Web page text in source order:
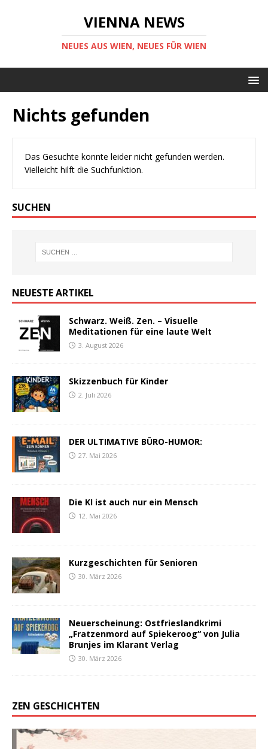
VIENNA NEWS
NEUES AUS WIEN, NEUES FÜR WIEN
Nichts gefunden
Das Gesuchte konnte leider nicht gefunden werden.
Vielleicht hilft die Suchfunktion.
SUCHEN
NEUESTE ARTIKEL
Schwarz. Weiß. Zen. – Visuelle
Meditationen für eine laute Welt
3. August 2026
Skizzenbuch für Kinder
2. Juli 2026
DER ULTIMATIVE BÜRO-HUMOR:
27. Mai 2026
Die KI ist auch nur ein Mensch
12. Mai 2026
Kurzgeschichten für Senioren
30. März 2026
Neuerscheinung: Ostfrieslandkrimi
„Fratzenmord auf Spiekeroog“ von Julia
Brunjes im Klarant Verlag
30. März 2026
ZEN GESCHICHTEN